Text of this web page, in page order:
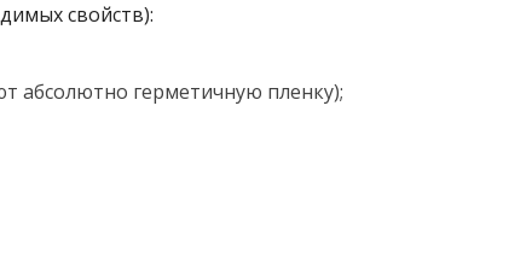
свойств):
абсолютно герметичную пленку);